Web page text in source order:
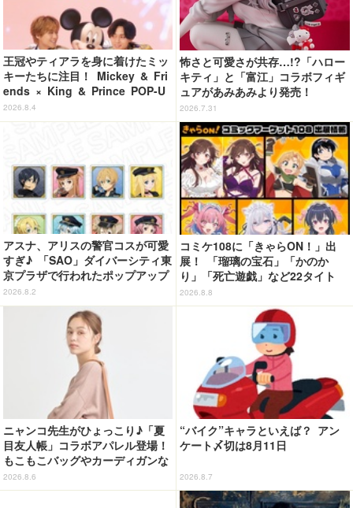
王冠やティアラを身に着けたミッ
キーたちに注目！ Mickey & Fri
ends × King & Prince POP-U
P SHOP「MAGIC STAGE」に新
商品登場
2026.8.4
怖さと可愛さが共存…!?「ハロー
キティ」と「富江」コラボフィギ
ュアがあみあみより発売！
2026.7.31
アスナ、アリスの警官コスが可愛
すぎ♪ 「SAO」ダイバーシティ東
京プラザで行われたポップアップ
ショップの事後通販がスタート！
2026.8.2
コミケ108に「きゃらON！」出
展！ 「瑠璃の宝石」「かのか
り」「死亡遊戯」など22タイト
ル・350種以上のグッズ販売
2026.8.8
ニャンコ先生がひょっこり♪「夏
目友人帳」コラボアパレル登場！
もこもこバッグやカーディガンな
ど全8型
2026.8.6
“バイク”キャラといえば？ アン
ケート〆切は8月11日
2026.8.7